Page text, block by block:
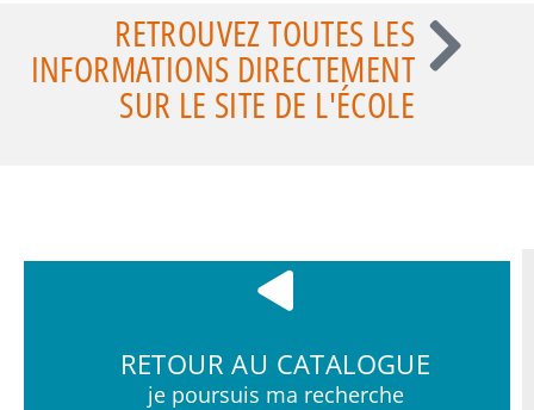
RETROUVEZ TOUTES LES
INFORMATIONS DIRECTEMENT
SUR LE SITE DE L'ÉCOLE
RETOUR AU CATALOGUE
je poursuis ma recherche